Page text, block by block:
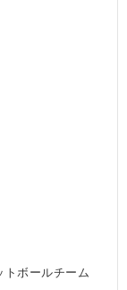
トボールチーム